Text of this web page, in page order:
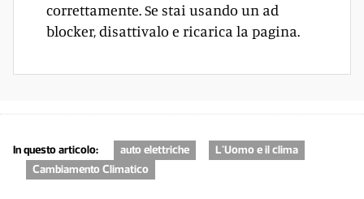
correttamente. Se stai usando un ad
blocker, disattivalo e ricarica la pagina.
In questo articolo: auto elettriche
L'Uomo e il clima
Cambiamento Climatico